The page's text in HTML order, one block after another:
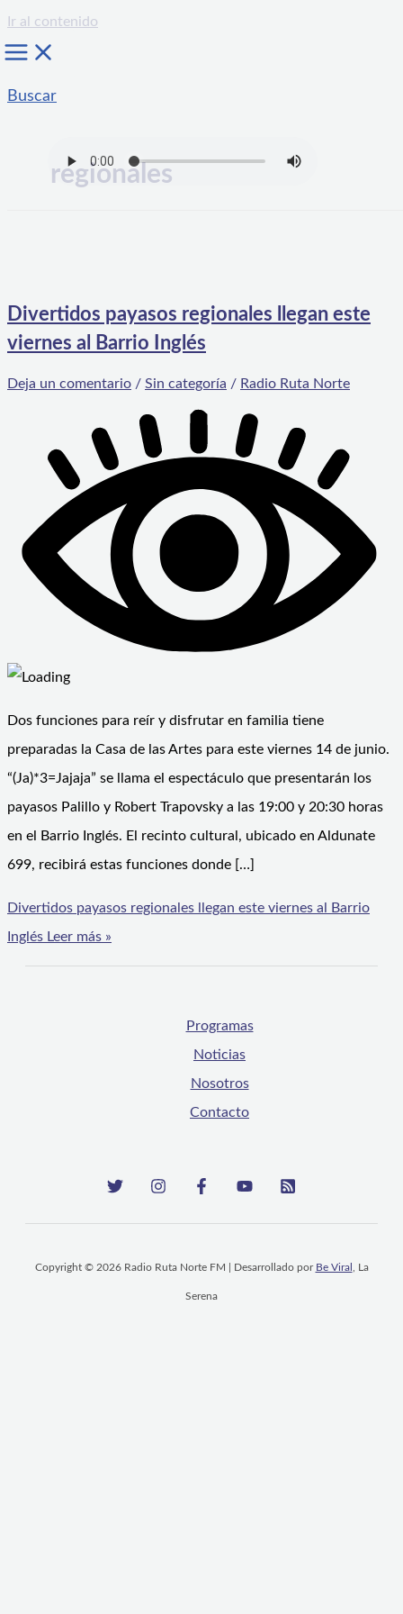
Ir al contenido
Buscar
regionales
Divertidos payasos regionales llegan este
viernes al Barrio Inglés
Deja un comentario / Sin categoría / Radio Ruta Norte
Dos funciones para reír y disfrutar en familia tiene
preparadas la Casa de las Artes para este viernes 14 de junio.
“(Ja)*3=Jajaja” se llama el espectáculo que presentarán los
payasos Palillo y Robert Trapovsky a las 19:00 y 20:30 horas
en el Barrio Inglés. El recinto cultural, ubicado en Aldunate
699, recibirá estas funciones donde […]
Divertidos payasos regionales llegan este viernes al Barrio
Inglés Leer más »
Programas
Noticias
Nosotros
Contacto
Copyright © 2026 Radio Ruta Norte FM | Desarrollado por Be Viral , La
Serena